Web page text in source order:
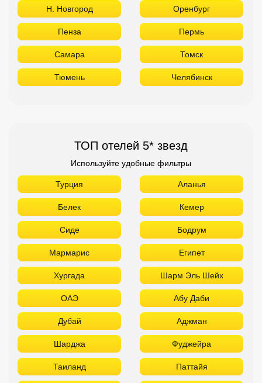
ТОП отелей 5* звезд
Используйте удобные фильтры
Турция Аланья
Хургада Шарм Эль Шейх
ОАЭ Абу Даби
Дубай Аджман
Шарджа Фуджейра
Таиланд Паттайя
Самуй Краби
Као Лак Пхукет
Вьетнам Нячанг
Фантьет Фукуок
Шри Ланка Куба